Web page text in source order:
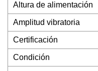
Altura de alimentación
Amplitud vibratoria
Certificación
Condición